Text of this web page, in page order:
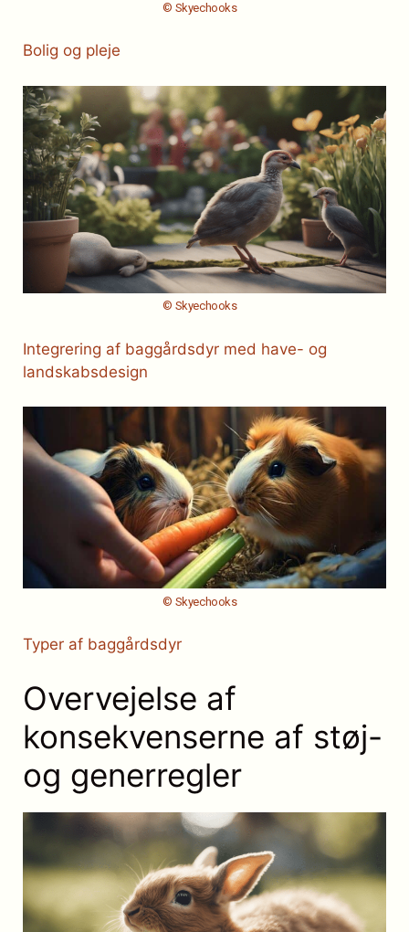
© Skyechooks
Bolig og pleje
© Skyechooks
Integrering af baggårdsdyr med have- og
landskabsdesign
© Skyechooks
Typer af baggårdsdyr
Overvejelse af
konsekvenserne af støj-
og generregler